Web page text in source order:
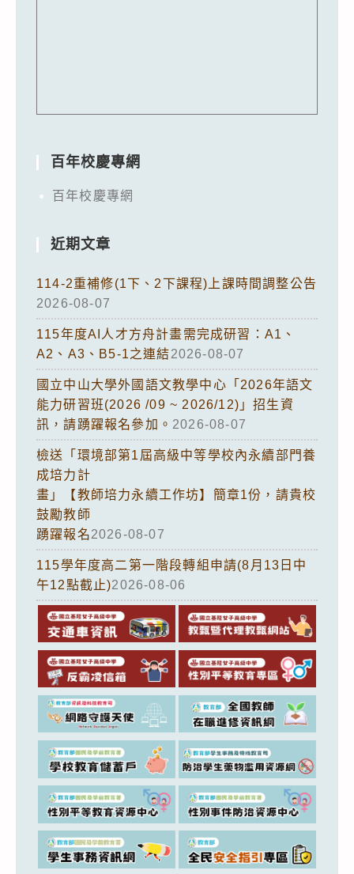
百年校慶專網
百年校慶專網
近期文章
114-2重補修(1下、2下課程)上課時間調整公告
2026-08-07
115年度AI人才方舟計畫需完成研習：A1、
A2、A3、B5-1之連結2026-08-07
國立中山大學外國語文教學中心「2026年語文
能力研習班(2026 /09 ~ 2026/12)」招生資
訊，請踴躍報名參加。 2026-08-07
檢送「環境部第1屆高級中等學校內永續部門養
成培力計
畫」【教師培力永續工作坊】簡章1份，請貴校
鼓勵教師
踴躍報名2026-08-07
115學年度高二第一階段轉組申請(8月13日中
午12點截止)2026-08-06